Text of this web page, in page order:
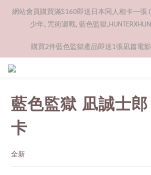
網站會員購買滿$160即送日本同人相卡一張
少年, 咒術迴戰, 藍色監獄
購買2件藍色監獄產品即送1張凪篇電
藍色監獄 凪誠士
卡
全新